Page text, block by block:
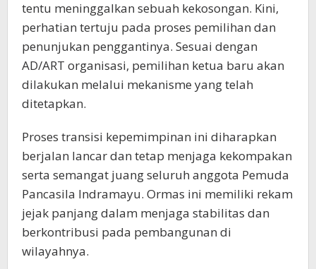
tentu meninggalkan sebuah kekosongan. Kini,
perhatian tertuju pada proses pemilihan dan
penunjukan penggantinya. Sesuai dengan
AD/ART organisasi, pemilihan ketua baru akan
dilakukan melalui mekanisme yang telah
ditetapkan.
Proses transisi kepemimpinan ini diharapkan
berjalan lancar dan tetap menjaga kekompakan
serta semangat juang seluruh anggota Pemuda
Pancasila Indramayu. Ormas ini memiliki rekam
jejak panjang dalam menjaga stabilitas dan
berkontribusi pada pembangunan di
wilayahnya.